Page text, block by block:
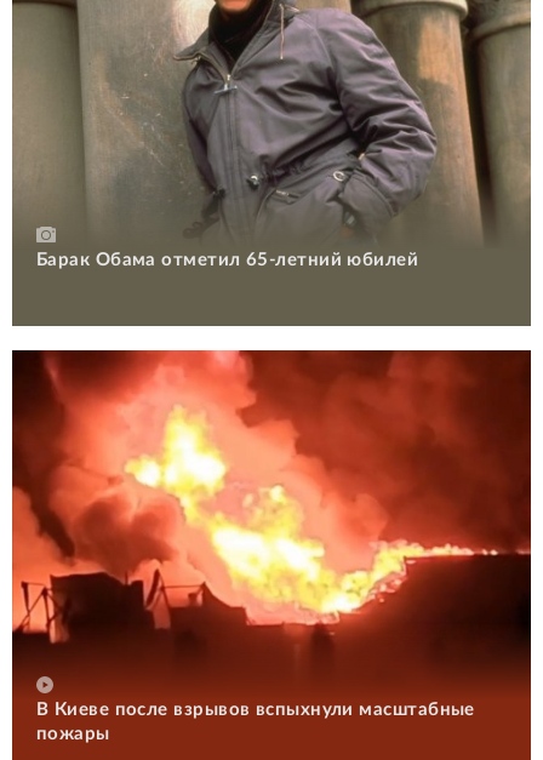
Барак Обама отметил 65-летний юбилей
В Киеве после взрывов вспыхнули масштабные
пожары